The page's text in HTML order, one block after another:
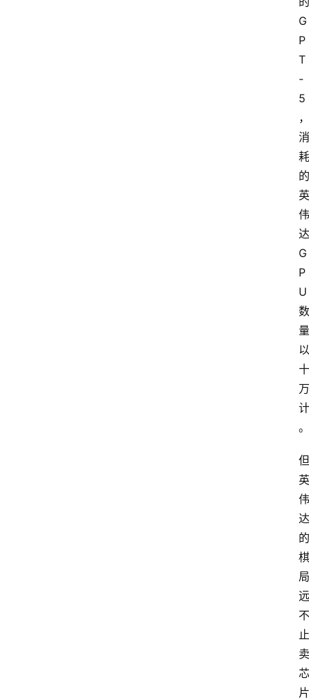
G
P
T
-
5
，
消
耗
的
英
伟
达
G
P
U
数
量
以
十
万
计
。
但
英
伟
达
的
棋
局
远
不
止
卖
芯
片